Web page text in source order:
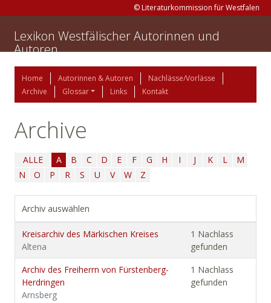
© Literaturkommission für Westfalen
Lexikon Westfälischer Autorinnen und
Autoren
Home Autorinnen & Autoren
Nachlässe/Vorlässe
Archive
Glossar Links Kontakt
Archive
ALLE A B C D E F G H I J K L
M
N
O P R S U V W Z
Archiv auswählen
Kreisarchiv des Märkischen Kreises
Altena
1 Nachlass
gefunden
Archiv des Freiherrn von Fürstenberg-
Herdringen
Arnsberg
1 Nachlass
gefunden